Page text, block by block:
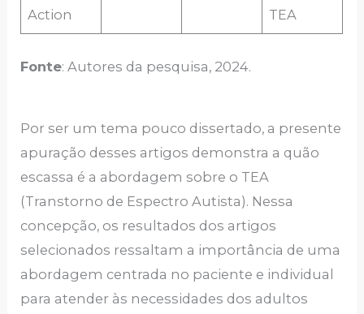
Action
TEA
Fonte: Autores da pesquisa, 2024.
Por ser um tema pouco dissertado, a presente
apuração desses artigos demonstra a quão
escassa é a abordagem sobre o TEA
(Transtorno de Espectro Autista). Nessa
concepção, os resultados dos artigos
selecionados ressaltam a importância de uma
abordagem centrada no paciente e individual
para atender às necessidades dos adultos